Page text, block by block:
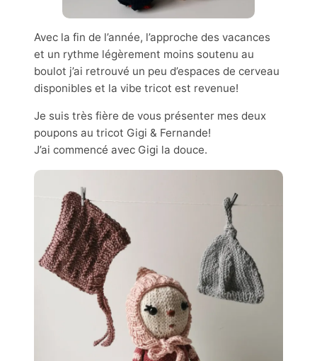
Avec la fin de l’année, l’approche des vacances
et un rythme légèrement moins soutenu au
boulot j’ai retrouvé un peu d’espaces de cerveau
disponibles et la vibe tricot est revenue!
Je suis très fière de vous présenter mes deux
poupons au tricot Gigi & Fernande!
J’ai commencé avec Gigi la douce.